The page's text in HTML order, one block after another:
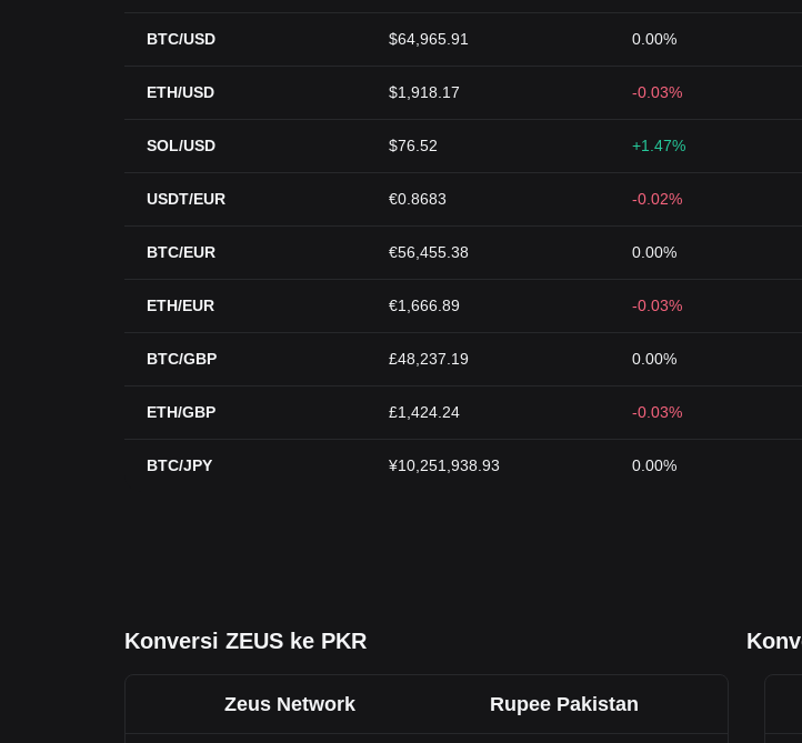
BTC/USD $64,965.91 0.00%
ETH/USD $1,918.17 -0.03%
SOL/USD $76.52 +1.47%
USDT/EUR €0.8683 -0.02%
BTC/EUR €56,455.38 0.00%
ETH/EUR €1,666.89 -0.03%
BTC/GBP £48,237.19 0.00%
ETH/GBP £1,424.24 -0.03%
BTC/JPY ¥10,251,938.93 0.00%
Konversi ZEUS ke PKR
Zeus Network Rupee Pakistan